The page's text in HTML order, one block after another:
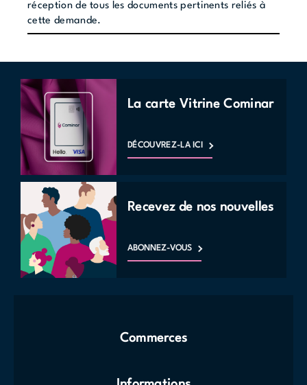
réception de tous les documents pertinents reliés à
cette demande.
La carte Vitrine Cominar
DÉCOUVREZ-LA ICI
Recevez de nos nouvelles
ABONNEZ-VOUS
Commerces